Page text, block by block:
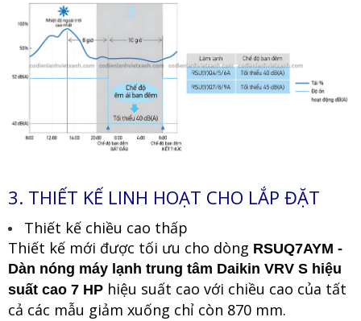
3. THIẾT KẾ LINH HOẠT CHO LẮP ĐẶT
Thiết kế chiều cao thấp
Thiết kế mới được tối ưu cho dòng RSUQ7AYM -
Dàn nóng máy lạnh trung tâm Daikin VRV S hiệu
suất cao 7 HP hiệu suất cao với chiều cao của tất
cả các mẫu giảm xuống chỉ còn 870 mm.